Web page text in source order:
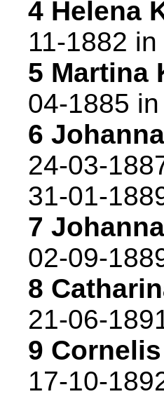
4 Helena
11-1882 in
5 Martina
04-1885 in
6
24-03-
31-01-
7
02-09-
8
21-06-
9
17-10-